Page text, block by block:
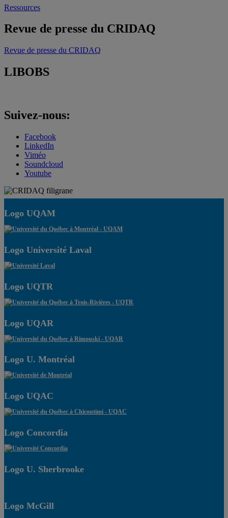
Ressources
Revue de presse du CRIDAQ
Revue de presse du CRIDAQ
LIBOBS
Suivez-nous:
Facebook
LinkedIn
Viméo
Soundcloud
Youtube
Logo UQAM
Logo Université Laval
Logo UQTR
Logo UQAR
Logo U. Montréal
Logo UQAC
Logo Concordia
Logo U. Sherbrooke
Logo McGill